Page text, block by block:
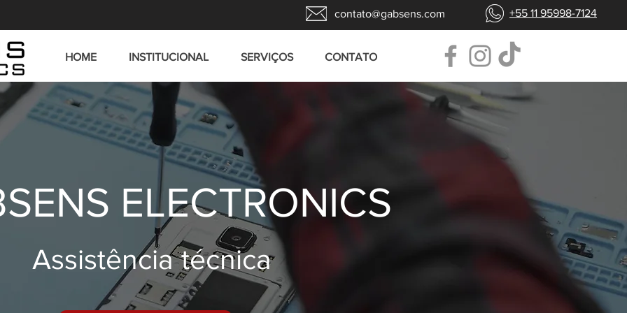
contato@gabsens.com +55 11 95998-7124
HOME INSTITUCIONAL SERVIÇOS CONTATO
ELECTRONICS
Assistência técnica